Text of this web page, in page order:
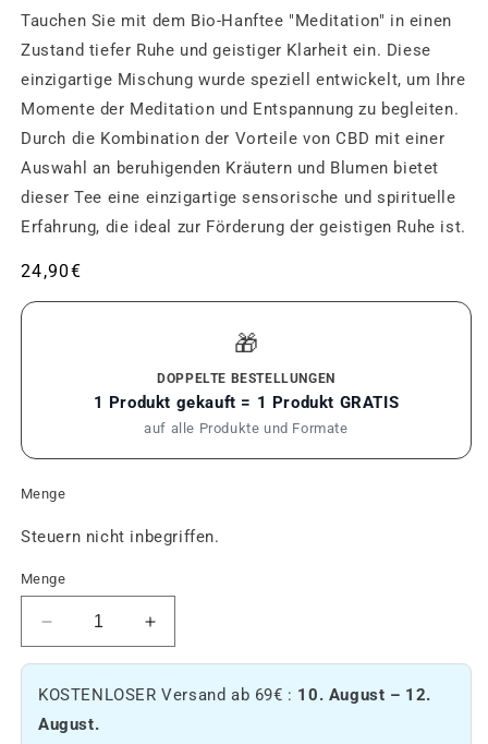
Tauchen Sie mit dem Bio-Hanftee "Meditation" in einen
Zustand tiefer Ruhe und geistiger Klarheit ein. Diese
einzigartige Mischung wurde speziell entwickelt, um Ihre
Momente der Meditation und Entspannung zu begleiten.
Durch die Kombination der Vorteile von CBD mit einer
Auswahl an beruhigenden Kräutern und Blumen bietet
dieser Tee eine einzigartige sensorische und spirituelle
Erfahrung, die ideal zur Förderung der geistigen Ruhe ist.
Üblicher
Preis
24,90€
🎁
DOPPELTE BESTELLUNGEN
1 Produkt gekauft = 1 Produkt GRATIS
auf alle Produkte und Formate
Menge
Steuern nicht inbegriffen.
Menge
Reduziere
die
von
CBD
Erhöhen
Sie
Menge
KOSTENLOSER Versand ab 69€ : 10. August – 12.
August.